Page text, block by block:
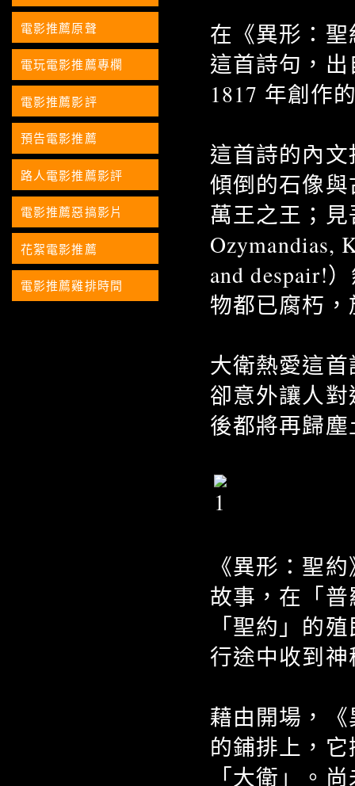
在《異形：
這首詩句，出
1817 年創作
這首詩的內
傾倒的石像
萬王之王；
Ozymandias,
and despair!
物都已腐朽
大衛熱愛這
卻意外讓人
後都將再歸塵
《異形：聖
故事，在「
「聖約」的
行途中收到
藉由開場，
的鋪排上，
「大衛」。
電影推薦原聲
電玩電影推薦專欄
電影推薦影評
預告電影推薦
路人電影推薦影評
電影推薦惡搞影片
花絮電影推薦
電影推薦雞排時間